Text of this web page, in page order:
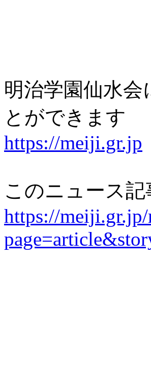
明治学園仙水
とができます
https://meiji.gr.jp
このニュース
https://